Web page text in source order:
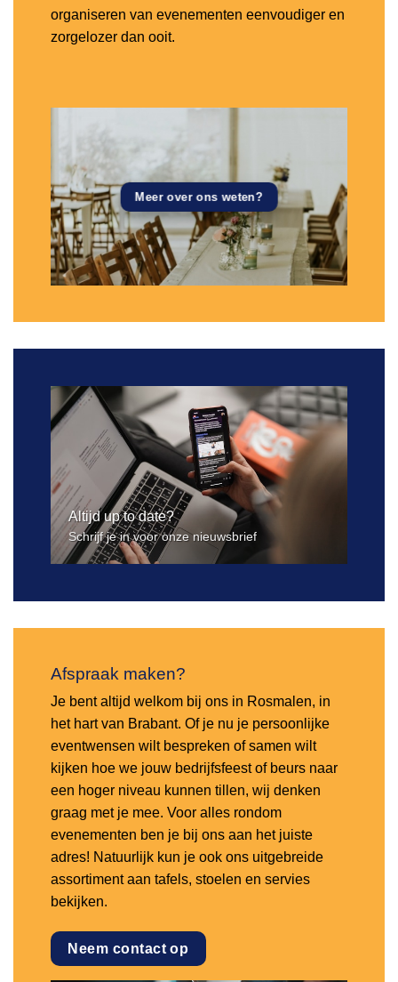
organiseren van evenementen eenvoudiger en
zorgelozer dan ooit.
Meer over ons weten?
Altijd up to date?
Schrijf je in voor onze nieuwsbrief
Afspraak maken?
Je bent altijd welkom bij ons in Rosmalen, in
het hart van Brabant. Of je nu je persoonlijke
eventwensen wilt bespreken of samen wilt
kijken hoe we jouw bedrijfsfeest of beurs naar
een hoger niveau kunnen tillen, wij denken
graag met je mee. Voor alles rondom
evenementen ben je bij ons aan het juiste
adres! Natuurlijk kun je ook ons uitgebreide
assortiment aan tafels, stoelen en servies
bekijken.
Neem contact op